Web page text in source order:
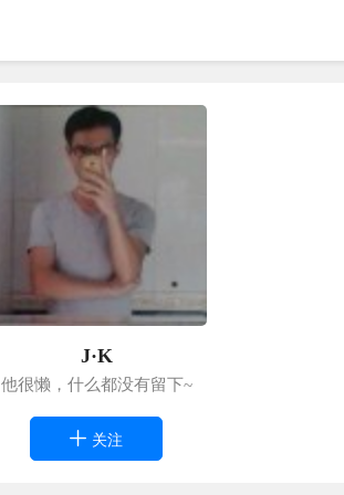
J·K
他很懒，什么都没有留下~
关注